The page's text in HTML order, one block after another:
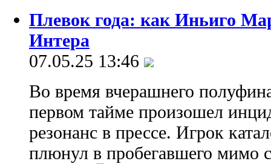
Плевок года: как Иньиго
Интера
07.05.25 13:46
Во время вчерашнего
первом тайме произошел
резонанс в прессе. Игрок
плюнул в пробегавшего мимо